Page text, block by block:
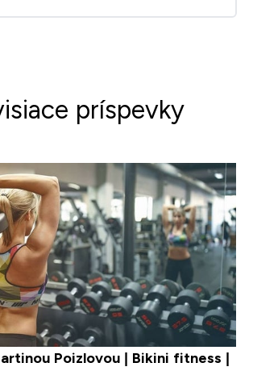
príspevky
Poizlovou | Bikini fitness |